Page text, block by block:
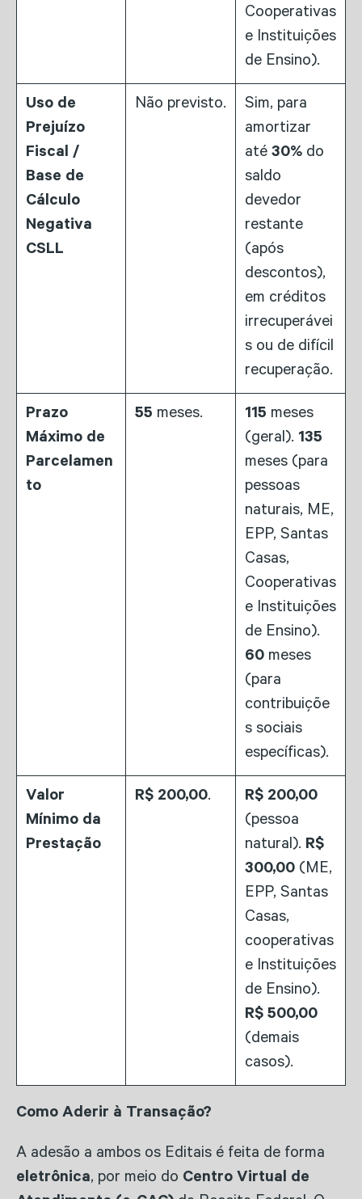
Cooperativas
e Instituições
de Ensino).
Uso de
Prejuízo
Fiscal /
Base de
Cálculo
Negativa
CSLL
Não previsto.
Sim, para
amortizar
até 30% do
saldo
devedor
restante
(após
descontos),
em créditos
irrecuperávei
s ou de difícil
recuperação.
Prazo
Máximo de
Parcelamen
to
55 meses. 115 meses
(geral). 135
meses (para
pessoas
naturais, ME,
EPP, Santas
Casas,
Cooperativas
e Instituições
de Ensino).
60 meses
(para
contribuiçõe
s sociais
específicas).
Valor
Mínimo da
Prestação
R$ 200,00.
R$ 200,00
(pessoa
natural). R$
300,00 (ME,
EPP, Santas
Casas,
cooperativas
e Instituições
de Ensino).
R$ 500,00
(demais
casos).
Como Aderir à Transação?
A adesão a ambos os Editais é feita de forma
eletrônica, por meio do Centro Virtual de